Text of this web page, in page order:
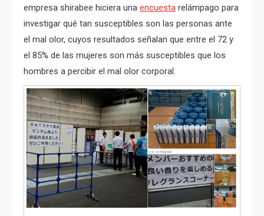
empresa shirabee hiciera una encuesta relámpago para
investigar qué tan susceptibles son las personas ante
el mal olor, cuyos resultados señalan que entre el 72 y
el 85% de las mujeres son más susceptibles que los
hombres a percibir el mal olor corporal.